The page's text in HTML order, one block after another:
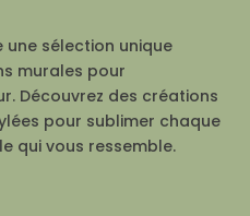
sélection unique
murales pour
Découvrez des créations
pour sublimer chaque
qui vous ressemble.